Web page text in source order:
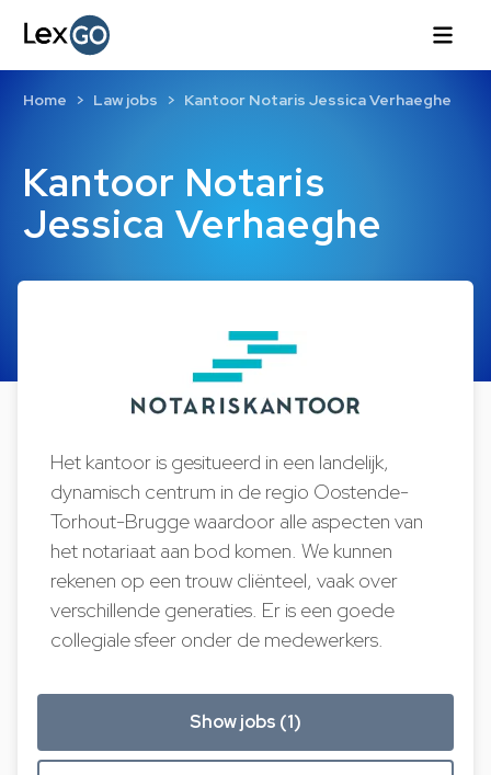
Kantoor Notaris
Jessica Verhaeghe
Home Law jobs Kantoor Notaris Jessica Verhaeghe
Het kantoor is gesitueerd in een landelijk,
dynamisch centrum in de regio Oostende-
Torhout-Brugge waardoor alle aspecten van
het notariaat aan bod komen. We kunnen
rekenen op een trouw cliënteel, vaak over
verschillende generaties. Er is een goede
collegiale sfeer onder de medewerkers.
Show jobs (1)